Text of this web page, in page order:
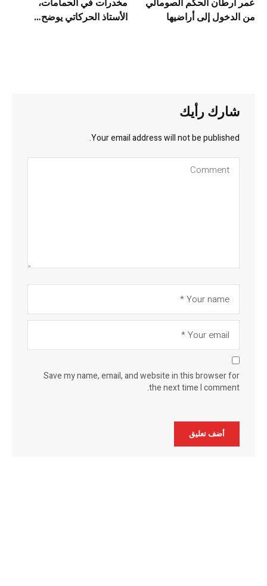
عمر أرطان الحكم الصومالي
من الدخول إلى أراضيها
مخدرات في الحمامات،
الأستاذ الحركاتي يوضح…
شارك رأيك
Your email address will not be published.
Save my name, email, and website in this browser for
the next time I comment.